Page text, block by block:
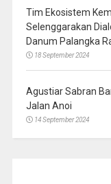
Tim Ekosistem
Selenggarakan
Danum Palangka
18 September 2024
Agustiar Sabran
Jalan Anoi
14 September 2024